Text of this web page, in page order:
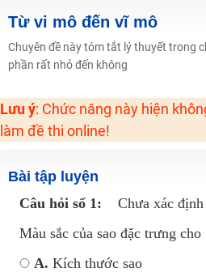
Học online lớp 2 với thầy cô giáo giỏi,
2K6! Lộ Trình Sun 2024 - Ba bước
Hot! Lễ hội đồng giá 449K - 499K
Đồng giá khóa học 499K - 399K (13/
Khai giảng các khóa lớp 9 Toán - Lý -
Từ vi mô đến vĩ mô
Chuyên đề này tóm tắt lý thuyết trong
phần rất nhỏ đến không
Lưu ý: Chức năng này hiện
làm đề thi online!
Bài tập luyện
Câu hỏi số 1:
Chưa xác định
Màu sắc của sao đặc trưng cho
A. Kích thước sao